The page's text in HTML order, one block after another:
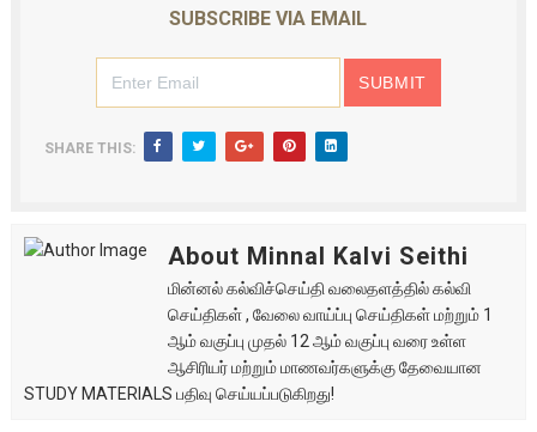
SUBSCRIBE VIA EMAIL
SHARE THIS:
About Minnal Kalvi Seithi
மின்னல் கல்விச்செய்தி வலைதளத்தில் கல்வி
செய்திகள் , வேலை வாய்ப்பு செய்திகள் மற்றும் 1
ஆம் வகுப்பு முதல் 12 ஆம் வகுப்பு வரை உள்ள
ஆசிரியர் மற்றும் மாணவர்களுக்கு தேவையான
STUDY MATERIALS பதிவு செய்யப்படுகிறது!